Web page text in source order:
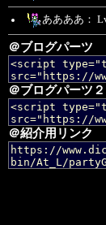
ああああ：
＠ブログパーツ
＠ブログパーツ２
＠紹介用リンク